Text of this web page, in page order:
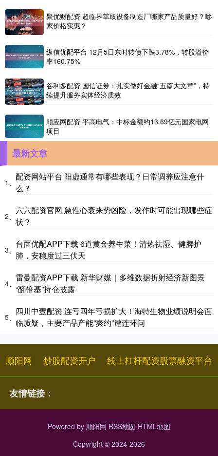
聚优财配资 超临界萃取设备制造厂哪家产品质量好？哪
家价格实惠？
纵信优配平台 12月5日东时转债下跌3.78%，转股溢价
率160.75%
谷利多配资 国信证券：扎实做好金融“五篇大文章”，持
续提升服务实体经济质效
顺应网配资 平高电气：中标金额约13.69亿元国家电网
项目
最新文章
1、
配资网站平台 阳虚通常有哪些表现？日常调养应注意什
么？
2、
六六配资官网 急性心衰来势凶险，发作时可能出现哪些症
状？
3、
台面优配APP下载 6道黄金养生菜！清热祛湿、健脾护
肺，安稳度过三伏天
4、
雷曼配资APP下载 新华财媒｜多维数据折射经济新图景
“翻倍基”持仓披露
5、
四川中壹配资 连亏四年亏损扩大！海特生物业绩说明会面
临质疑，主要产品产能“爽约”遭连环问
顺阳网 炒股配资开户 线上杠杆配资股票融资平台
友情链接：
Powered by 顺阳网 RSS地图 HTML地图
Copyright © 2024-2026